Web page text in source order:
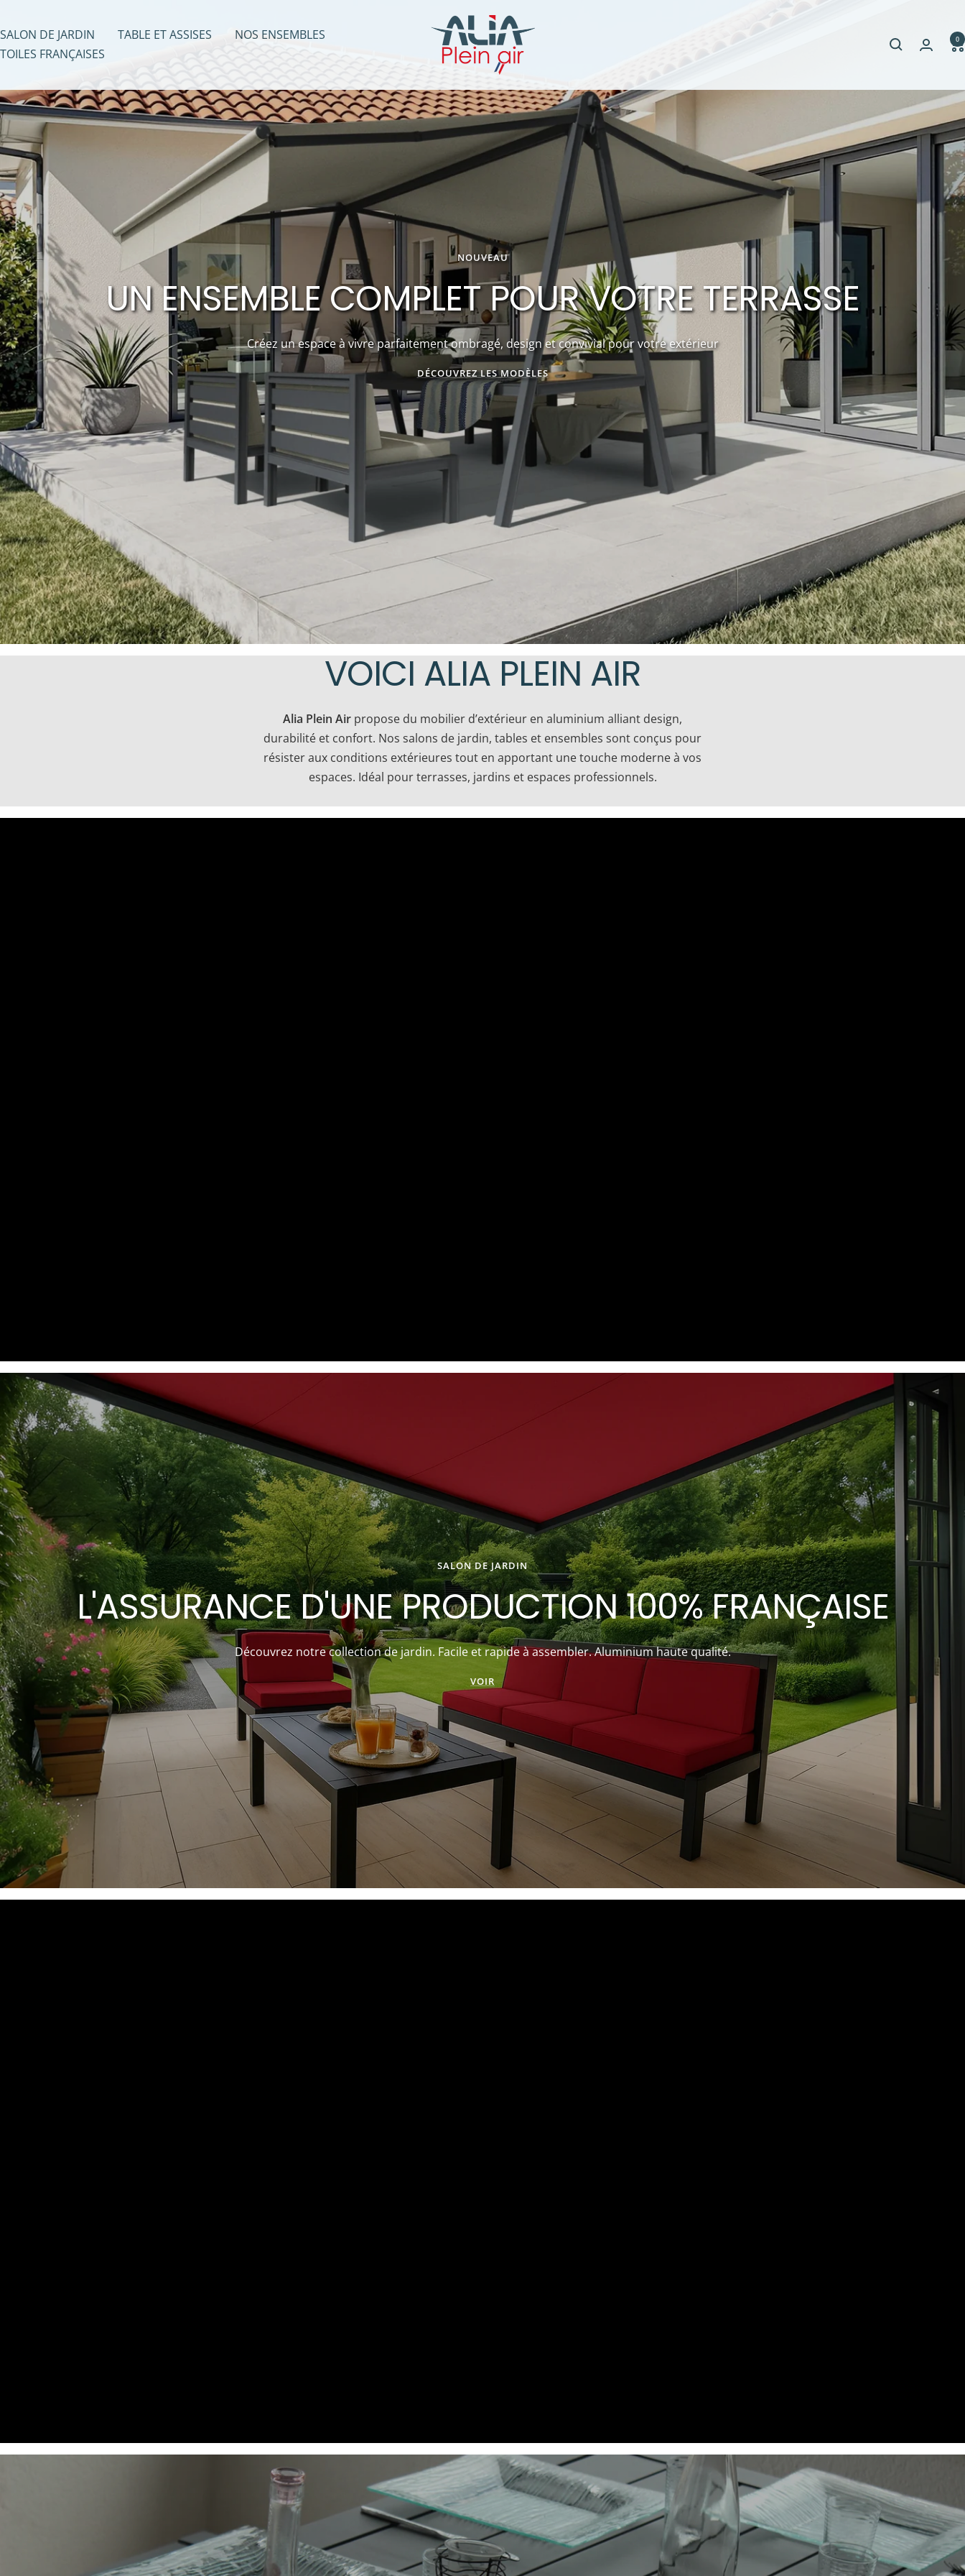
au
contenu
SALON DE JARDIN TABLE ET ASSISES
NOS ENSEMBLES
TOILES FRANÇAISES
Alia
Plein
Air
0
NOUVEAU
UN ENSEMBLE COMPLET POUR VOTRE TERRASSE
Créez un espace à vivre parfaitement ombragé, design et convivial pour votre extérieur
DÉCOUVREZ LES MODÈLES
VOICI ALIA PLEIN AIR
Alia Plein Air propose du mobilier d’extérieur en aluminium alliant design,
durabilité et confort. Nos salons de jardin, tables et ensembles sont conçus pour
résister aux conditions extérieures tout en apportant une touche moderne à vos
espaces. Idéal pour terrasses, jardins et espaces professionnels.
SALON DE JARDIN
L'ASSURANCE D'UNE PRODUCTION 100% FRANÇAISE
Découvrez notre collection de jardin. Facile et rapide à assembler. Aluminium haute qualité.
VOIR